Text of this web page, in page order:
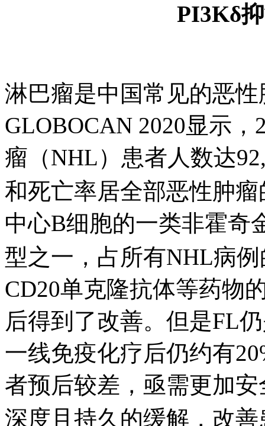
PI3Kδ
淋巴瘤是中国常见的恶
GLOBOCAN 2020显示
瘤（NHL）患者人数达
和死亡率居全部恶性肿
中心B细胞的一类非霍奇
型之一，占所有NHL病例
CD20单克隆抗体等药物
后得到了改善。但是FL
一线免疫化疗后仍约有
者预后较差，亟需更加
深度且持久的缓解，改